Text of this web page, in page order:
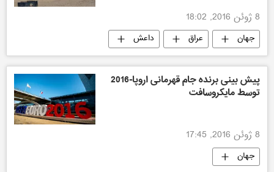
8 ژوئن 2016, 18:02
جهان عراق داعش
پیش بینی برنده جام قهرمانی اروپا-2016
توسط مایکروسافت
8 ژوئن 2016, 17:45
جهان